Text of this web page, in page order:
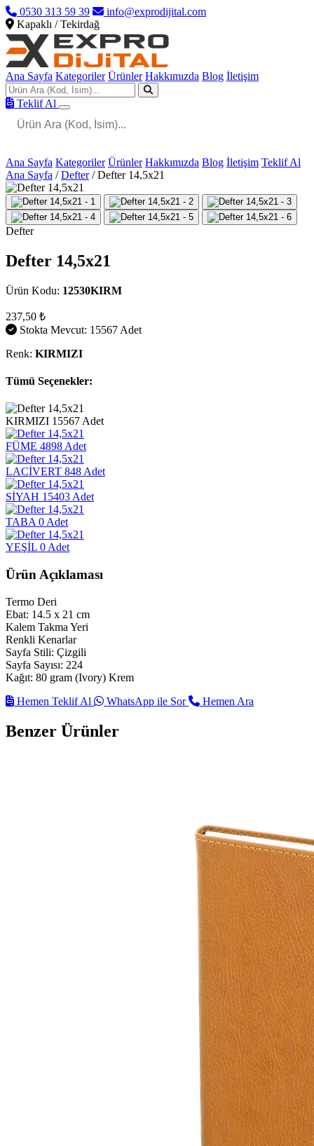
0530 313 59 39
info@exprodijital.com
Kapaklı / Tekirdağ
Ana Sayfa Kategoriler Ürünler Hakkımızda Blog İletişim
Teklif Al
Ana Sayfa Kategoriler Ürünler Hakkımızda Blog İletişim Teklif Al
Ana Sayfa / Defter / Defter 14,5x21
Defter
Defter 14,5x21
Ürün Kodu: 12530KIRM
237,50 ₺
Stokta Mevcut: 15567 Adet
Renk: KIRMIZI
Tümü Seçenekler:
KIRMIZI 15567 Adet
FÜME 4898 Adet
LACİVERT 848 Adet
SİYAH 15403 Adet
TABA 0 Adet
YEŞİL 0 Adet
Ürün Açıklaması
Termo Deri
Ebat: 14.5 x 21 cm
Kalem Takma Yeri
Renkli Kenarlar
Sayfa Stili: Çizgili
Sayfa Sayısı: 224
Kağıt: 80 gram (Ivory) Krem
Hemen Teklif Al
WhatsApp ile Sor Hemen Ara
Benzer Ürünler